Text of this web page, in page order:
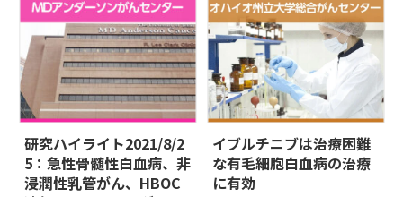
研究ハイライト2021/8/2
5：急性骨髄性白血病、非
浸潤性乳管がん、HBOC
イブルチニブは治療困難
な有毛細胞白血病の治療
に有効